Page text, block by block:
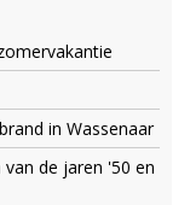
in Wassenaar
de jaren '50 en